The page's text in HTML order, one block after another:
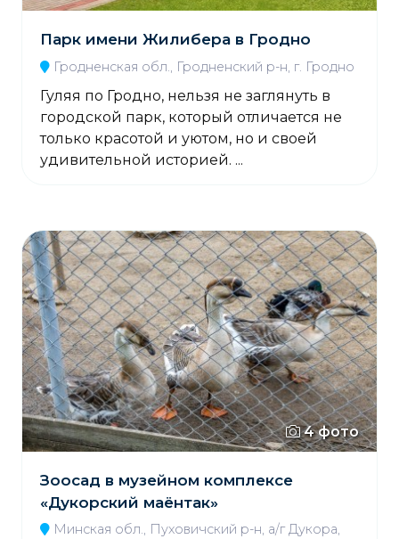
Парк имени Жилибера в Гродно
Гродненская обл., Гродненский р-н, г. Гродно
Гуляя по Гродно, нельзя не заглянуть в
городской парк, который отличается не
только красотой и уютом, но и своей
удивительной историей. ...
4 фото
Зоосад в музейном комплексе
«Дукорский маёнтак»
Минская обл., Пуховичский р-н, а/г Дукора,